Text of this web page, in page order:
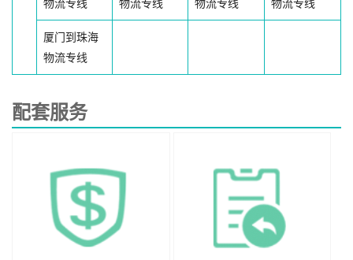
物流专线
物流专线
物流专线
物流专线
厦门到珠海
物流专线
配套服务